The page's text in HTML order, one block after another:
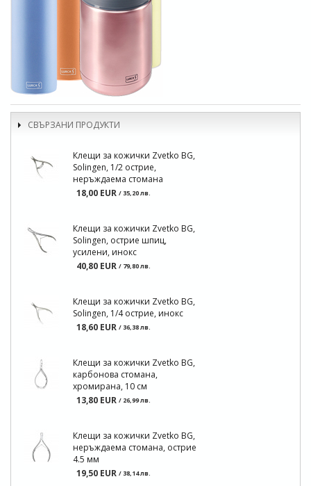
СВЪРЗАНИ ПРОДУКТИ
Клещи за кожички Zvetko BG,
Solingen, 1/2 острие,
неръждаема стомана
18,00 EUR / 35,20 лв.
Клещи за кожички Zvetko BG,
Solingen, острие шпиц,
усилени, инокс
40,80 EUR / 79,80 лв.
Клещи за кожички Zvetko BG,
Solingen, 1/4 острие, инокс
18,60 EUR / 36,38 лв.
Клещи за кожички Zvetko BG,
карбонова стомана,
хромирана, 10 см
13,80 EUR / 26,99 лв.
Клещи за кожички Zvetko BG,
неръждаема стомана, острие
4.5 мм
19,50 EUR / 38,14 лв.